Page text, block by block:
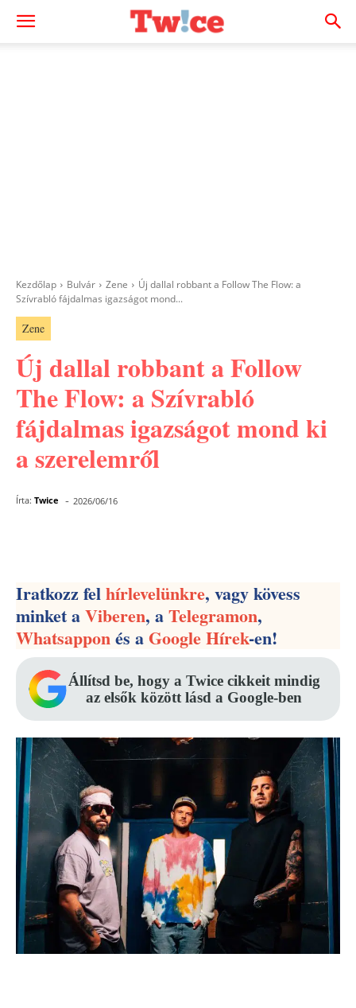
Kezdőlap Bulvár Zene
Új dallal robbant a Follow The Flow: a
Szívrabló fájdalmas igazságot mond...
Zene
Új dallal robbant a Follow
The Flow: a Szívrabló
fájdalmas igazságot mond ki
a szerelemről
Írta: Twice - 2026/06/16
Iratkozz felhírlevelünkre, vagy kövess
minket aViberen, aTelegramon,
Whatsapponés aGoogle Hírek-en!
Állítsd be, hogy a Twice cikkeit mindig
az elsők között lásd a Google-ben